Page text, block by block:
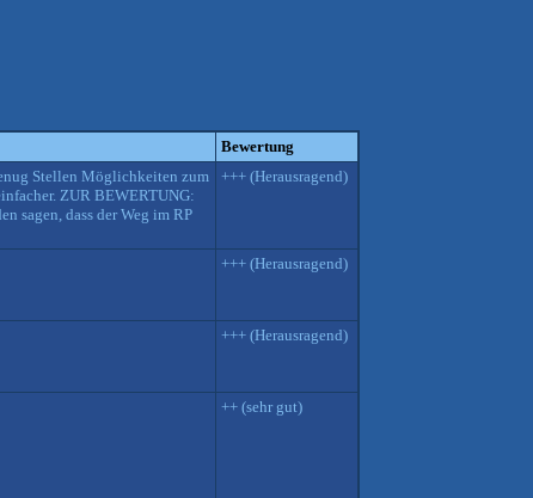
Bewertung
Stellen Möglichkeiten zum
ZUR BEWERTUNG:
sagen, dass der Weg im RP
+++ (Herausragend)
+++ (Herausragend)
+++ (Herausragend)
++ (sehr gut)